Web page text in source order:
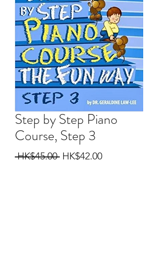
Step by Step Piano
Course, Step 3
HK$45.00 Regular
HK$42.00Sale